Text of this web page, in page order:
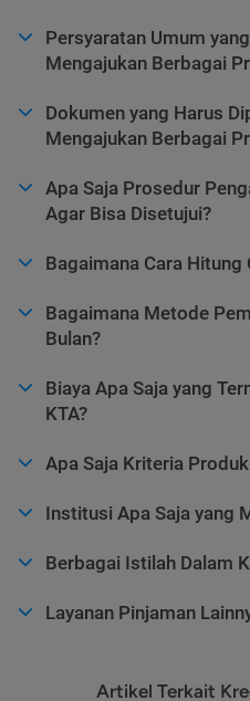
Persyaratan Umum
Mengajukan Berbagai
Dokumen yang Harus
Mengajukan Berbagai
Apa Saja Prosedur
Agar Bisa Disetujui?
Bagaimana Cara Hitung
Bagaimana Metode
Bulan?
Biaya Apa Saja yang
KTA?
Apa Saja Kriteria
Institusi Apa Saja yang
Berbagai Istilah Dalam
Layanan Pinjaman
Artikel Terkait